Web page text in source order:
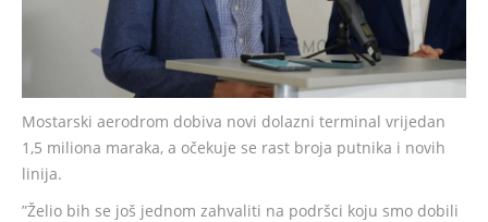
Mostarski aerodrom dobiva novi dolazni terminal vrijedan
1,5 miliona maraka, a očekuje se rast broja putnika i novih
linija.
”Želio bih se još jednom zahvaliti na podršci koju smo dobili